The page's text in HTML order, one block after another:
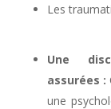
Les
Une
assurées :
une